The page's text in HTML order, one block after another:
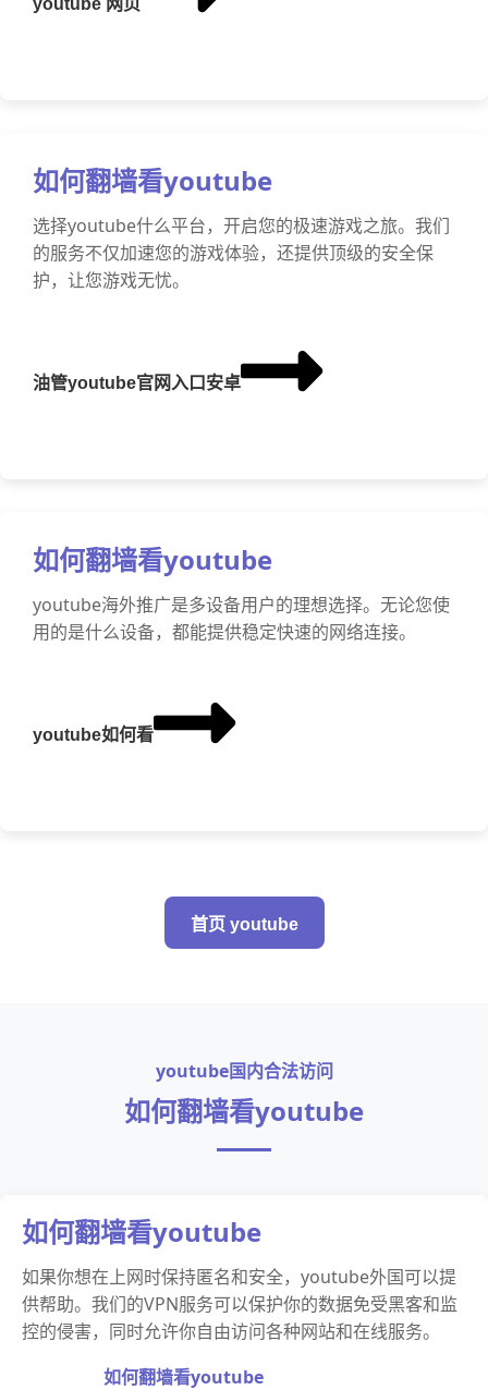
youtube 网页
如何翻墙看youtube
选择youtube什么平台，开启您的极速游戏之旅。我们
的服务不仅加速您的游戏体验，还提供顶级的安全保
护，让您游戏无忧。
油管youtube官网入口安卓
如何翻墙看youtube
youtube海外推广是多设备用户的理想选择。无论您使
用的是什么设备，都能提供稳定快速的网络连接。
youtube如何看
首页 youtube
youtube国内合法访问
如何翻墙看youtube
如何翻墙看youtube
如果你想在上网时保持匿名和安全，youtube外国可以提
供帮助。我们的VPN服务可以保护你的数据免受黑客和监
控的侵害，同时允许你自由访问各种网站和在线服务。
如何翻墙看youtube